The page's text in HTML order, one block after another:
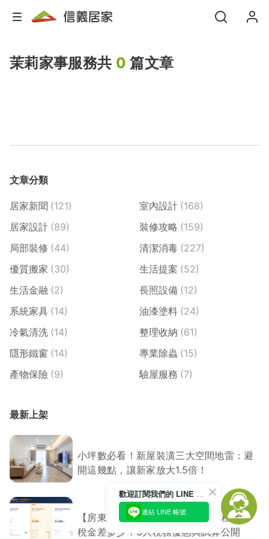
茉莉家事服務共 0 篇文章
文章分類
居家新聞 (121) 室內設計 (168)
居家設計 (89) 裝修攻略 (159)
局部裝修 (44) 清潔消毒 (227)
優質搬家 (30) 生活提案 (52)
生活金融 (2) 長照設備 (12)
系統家具 (14) 油漆塗料 (24)
冷氣清洗 (14) 整理收納 (61)
隱形鐵窗 (14) 專業除蟲 (15)
產物保險 (9) 驗屋服務 (7)
最新上架
小坪數必看！新屋裝潢三大空間地雷：避
開這幾點，讓新家放大1.5倍！
【房東節稅指南】自行出租 vs 包租代管
稅金差多少？3大稅務優惠與試算公開
歡迎訂閱我們的 LINE 官方帳號
連結 LINE 帳號